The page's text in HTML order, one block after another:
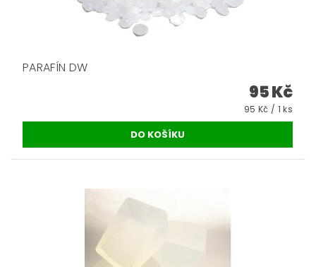
PARAFÍN DW
95 Kč
95 Kč / 1 ks